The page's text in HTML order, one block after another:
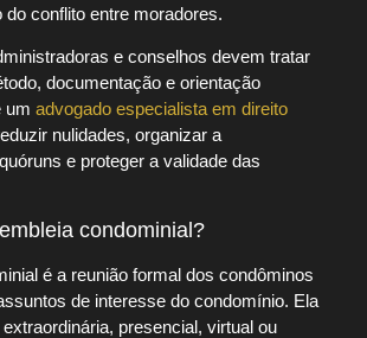
conflito entre moradores.
e conselhos devem tratar
documentação e orientação
um advogado especialista em direito
nulidades, organizar a
e proteger a validade das
condominial?
é a reunião formal dos condôminos
de interesse do condomínio. Ela
presencial, virtual ou